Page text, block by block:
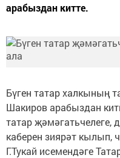
арабыздан китте.
Бүген татар халкының
Шакиров арабыздан
татар
каберен зиярәт кылып,
Г.Тукай исемендәге